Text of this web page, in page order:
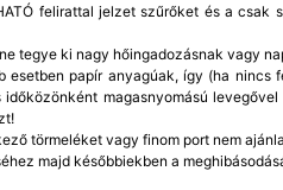
felirattal jelzet szűrőket és a csak
tegye ki nagy hőingadozásnak vagy
esetben papír anyagúak, így (ha nincs
időközönként magasnyomású
törmeléket vagy finom port nem
majd későbbiekben a